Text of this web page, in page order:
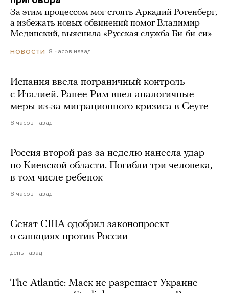
За этим процессом мог стоять Аркадий Ротенберг,
а избежать новых обвинений помог Владимир
Мединский, выяснила «Русская служба Би-би-си»
НОВОСТИ 8 часов назад
Испания ввела пограничный контроль
с Италией. Ранее Рим ввел аналогичные
меры из-за миграционного кризиса в Сеуте
8 часов назад
Россия второй раз за неделю нанесла удар
по Киевской области. Погибли три человека,
в том числе ребенок
8 часов назад
Сенат США одобрил законопроект
о санкциях против России
день назад
The Atlantic: Маск не разрешает Украине